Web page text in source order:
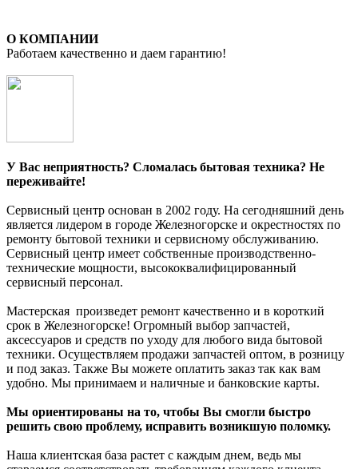
О КОМПАНИИ
Работаем качественно и даем гарантию!
У Вас неприятность? Сломалась бытовая техника? Не
переживайте!
Сервисный центр основан в 2002 году. На сегодняшний день
является лидером в городе Железногорске и окрестностях по
ремонту бытовой техники и сервисному обслуживанию.
Сервисный центр имеет собственные производственно-
технические мощности, высококвалифицированный
сервисный персонал.
Мастерская произведет ремонт качественно и в короткий
срок в Железногорске! Огромный выбор запчастей,
аксессуаров и средств по уходу для любого вида бытовой
техники. Осуществляем продажи запчастей оптом, в розницу
и под заказ. Также Вы можете оплатить заказ так как вам
удобно. Мы принимаем и наличные и банковские карты.
Мы ориентированы на то, чтобы Вы смогли быстро
решить свою проблему, исправить возникшую поломку.
Наша клиентская база растет с каждым днем, ведь мы